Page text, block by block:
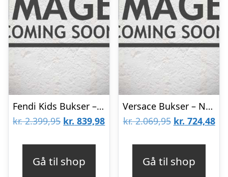
Fendi Kids Bukser – Rød m. Stribe/Knapper
kr.2.399,95 Den
var:
kr. 839,98Den
Gå til shop
Versace Bukser – Navy
kr.2.069,95 Den
var:
kr. 724,48
Gå til shop